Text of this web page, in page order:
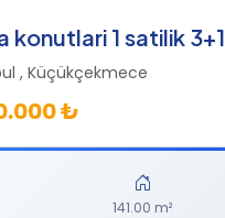
konutlari 1 satilik 3+1
, Küçükçekmece
₺
141.00 m²